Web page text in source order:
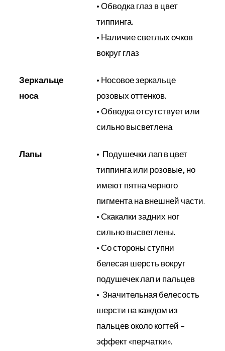
• Обводка глаз в цвет
типпинга.
• Наличие светлых очков
вокруг глаз
Зеркальце
носа
• Носовое зеркальце
розовых оттенков.
• Обводка отсутствует или
сильно высветлена
Лапы
• Подушечки лап в цвет
типпинга или розовые, но
имеют пятна черного
пигмента на внешней части.
• Скакалки задних ног
сильно высветлены.
• Со стороны ступни
белесая шерсть вокруг
подушечек лап и пальцев
• Значительная белесость
шерсти на каждом из
пальцев около когтей –
эффект «перчатки».